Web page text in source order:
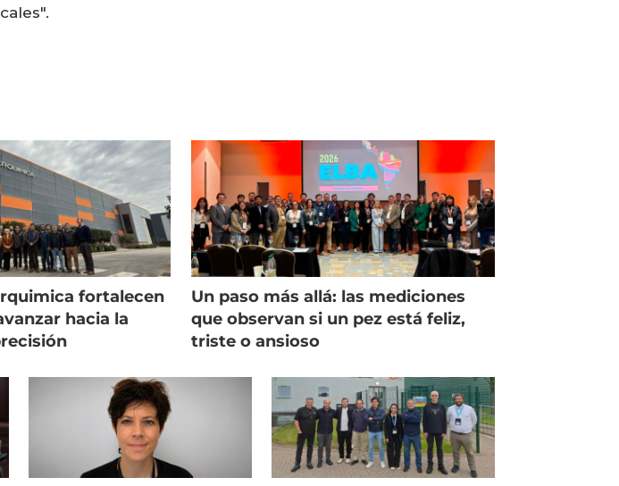
fortalecen
hacia la
Un paso más allá: las mediciones
que observan si un pez está feliz,
triste o ansioso